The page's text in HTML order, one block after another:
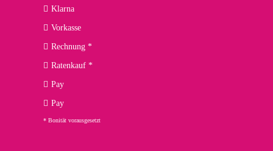
Klarna
Vorkasse
Rechnung *
Ratenkauf *
Pay
Pay
* Bonität vorausgesetzt